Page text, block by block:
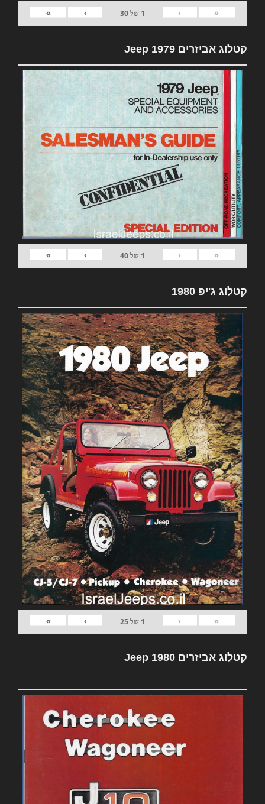
«
‹
1 של30
›
»
קטלוג אביזרים 1979 Jeep
«
‹
1 של40
›
»
קטלוג ג'יפ 1980
«
‹
1 של25
›
»
קטלוג אביזרים Jeep 1980